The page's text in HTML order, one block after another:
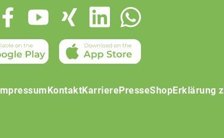
Impressum KontaktKarrierePresseShopErklärung